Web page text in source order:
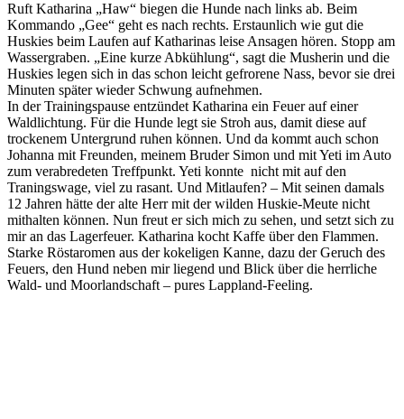
Ruft Katharina „Haw“ biegen die Hunde nach links ab. Beim
Kommando „Gee“ geht es nach rechts. Erstaunlich wie gut die
Huskies beim Laufen auf Katharinas leise Ansagen hören. Stopp am
Wassergraben. „Eine kurze Abkühlung“, sagt die Musherin und die
Huskies legen sich in das schon leicht gefrorene Nass, bevor sie drei
Minuten später wieder Schwung aufnehmen.
In der Trainingspause entzündet Katharina ein Feuer auf einer
Waldlichtung. Für die Hunde legt sie Stroh aus, damit diese auf
trockenem Untergrund ruhen können. Und da kommt auch schon
Johanna mit Freunden, meinem Bruder Simon und mit Yeti im Auto
zum verabredeten Treffpunkt. Yeti konnte nicht mit auf den
Traningswage, viel zu rasant. Und Mitlaufen? – Mit seinen damals
12 Jahren hätte der alte Herr mit der wilden Huskie-Meute nicht
mithalten können. Nun freut er sich mich zu sehen, und setzt sich zu
mir an das Lagerfeuer. Katharina kocht Kaffe über den Flammen.
Starke Röstaromen aus der kokeligen Kanne, dazu der Geruch des
Feuers, den Hund neben mir liegend und Blick über die herrliche
Wald- und Moorlandschaft – pures Lappland-Feeling.